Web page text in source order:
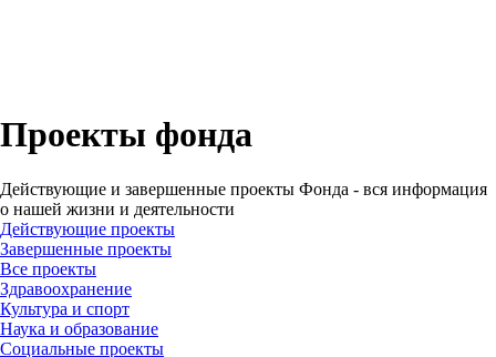
Проекты фонда
Действующие и завершенные проекты Фонда - вся информация
о нашей жизни и деятельности
Действующие проекты
Завершенные проекты